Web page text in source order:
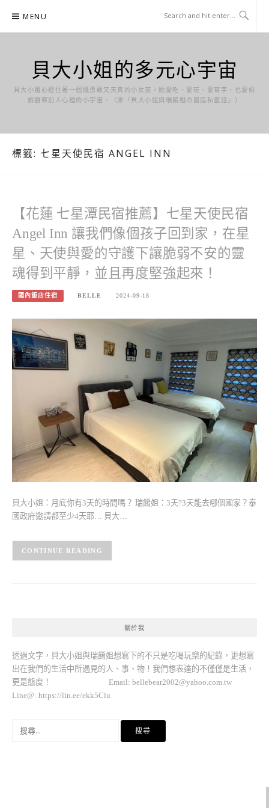
content
MENU
貝大小姐的多元心宇宙
貝大小姐心裡住著一個既勇敢又天真的小女孩，她愛吃、愛玩、愛寫字，也愛偷
偷觀察別人心裡的小宇宙。（原『貝大小姐與瑞餚姐の囂脂私蜜話』）
標籤: 七星天使民宿 ANGEL INN
【花蓮 七星潭民宿推薦】七星天使民宿
Angel Inn 讓我們像個孩子回到家，在星
星、天使與愛的守護下讓脆弱不安的靈
魂得到平靜，並且再度堅強起來！
國內飯店住宿 BELLE 2024-09-18
貝大小姐：月底你有3天的時間嗎？ 瑞餚姐：3天?3天能去哪個國家？泰
國政府邀請都至少4天耶… 貝大…
CONTINUE READING
關於我
透過文字，貝大小姐與瑞餚姐想寫下的不只是吃喝玩樂的紀錄，更想寫
出在我們的生活中所遇見的人、事、物！我們想表達的不僅僅是生活，
更是態度！ Email: bellebear2002@yahoo.com.tw
Line@: https://lin.ee/ekk5Ciu